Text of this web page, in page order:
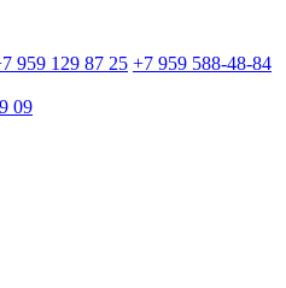
959 129 87 25 +7 959 588-48-84
09